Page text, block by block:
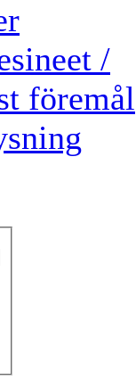
/
föremål